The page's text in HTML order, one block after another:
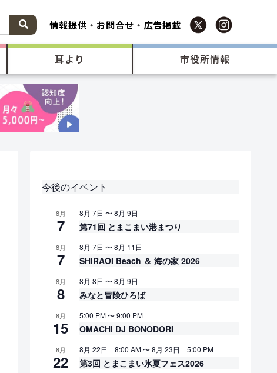
情報提供 ・ お問合せ ・ 広告掲載
耳より 市役所情報
今後のイベント
8月
7
8月 7日 〜8月 9日
第71回 とまこまい港まつり
8月
7
8月 7日 〜8月 11日
SHIRAOI Beach ＆ 海の家 2026
8月
8
8月 8日 〜8月 9日
みなと冒険ひろば
8月
15
5:00 PM〜9:00 PM
OMACHI DJ BONODORI
8月
22
8月 22日 8:00 AM〜8月 23日 5:00 PM
第3回 とまこまい氷夏フェス2026